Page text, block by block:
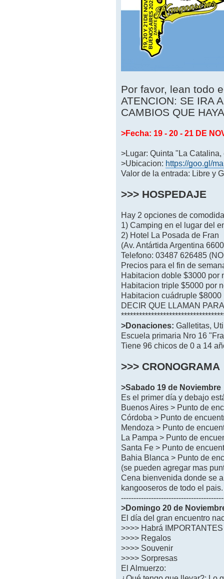
Por favor, lean todo
ATENCION: SE IRA
CAMBIOS QUE
>Fecha: 19 - 20 - 21 DE
>Lugar: Quinta "La
>Ubicacion: https://goo.gl/
Valor de la entrada: Libre y
>>> HOSPEDAJE
Hay 2 opciones de
1) Camping en el lugar del
2) Hotel La Posada de Fran
(Av. Antártida Argentina
Telefono: 03487 626485
Precios para el fin de
Habitacion doble $3000 por
Habitacion triple $5000 por
Habitacion cuádruple $8000
DECIR QUE LLAMAN
>Donaciones: Galletitas,
Escuela primaria Nro 16
Tiene 96 chicos de 0 a 14
>>> CRONOGRAMA
>Sabado 19 de Noviembre
Es el primer día y debajo
Buenos Aires > Punto de
Córdoba > Punto de
Mendoza > Punto de
La Pampa > Punto de
Santa Fe > Punto de
Bahia Blanca > Punto de
(se pueden agregar mas
Cena bienvenida donde se
kangooseros de todo el pais.
>Domingo 20 de
El día del gran encuentro
>>>> Habrá
>>>> Regalos
>>>> Souvenir
>>>> Sorpresas
El Almuerzo: